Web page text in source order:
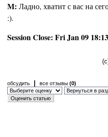
M: Ладно, хватит с вас на
:).
Session Close: Fri Jan 09
обсудить все отзывы (0)